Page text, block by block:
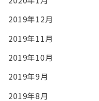
2019年12月
2019年11月
2019年10月
2019年9月
2019年8月